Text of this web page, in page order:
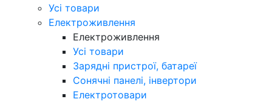
Усі товари
Електроживлення
Електроживлення
Усі товари
Зарядні пристрої, батареї
Сонячні панелі, інвертори
Електротовари